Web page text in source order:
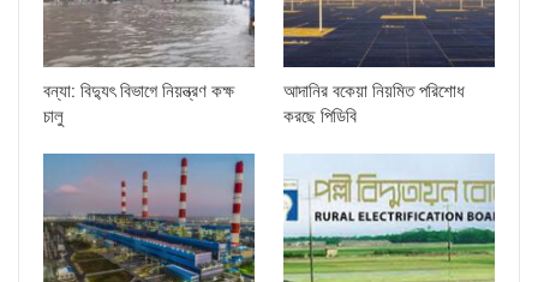
বন্যা: বিদ্যুৎ বিভাগে নিয়ন্ত্রণ কক্ষ
চালু
আদানির বকেয়া নিয়মিত পরিশোধ
করছে পিডিবি